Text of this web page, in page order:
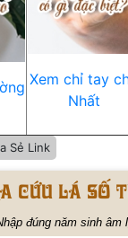
Xem chỉ tay
Nhất
Sẻ Link
cứu lá số
đúng năm sinh âm